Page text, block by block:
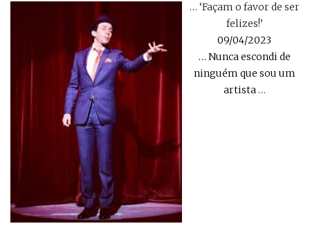
… ‘Façam o favor de ser
felizes!’
09/04/2023
… Nunca escondi de
ninguém que sou um
artista…